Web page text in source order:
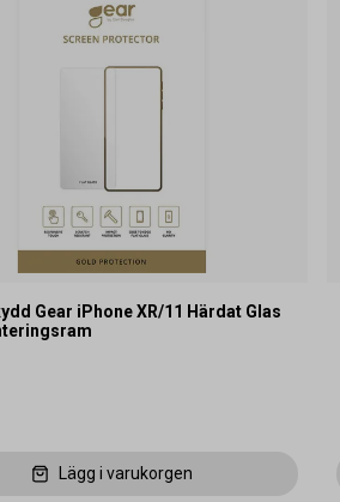
Gear iPhone XR/11 Härdat Glas
Lägg i varukorgen